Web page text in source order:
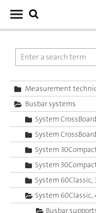
Measurement
Busbar systems
System
System
System
System
System 60Classic,
System 60Classic,
Busbar